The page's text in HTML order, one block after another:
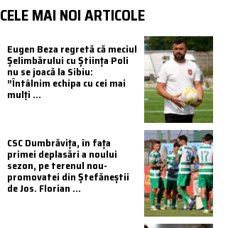
CELE MAI NOI ARTICOLE
Eugen Beza regretă că meciul
Șelimbărului cu Știința Poli
nu se joacă la Sibiu:
”Întâlnim echipa cu cei mai
mulţi ...
CSC Dumbrăvița, în fața
primei deplasări a noului
sezon, pe terenul nou-
promovatei din Ștefăneștii
de Jos. Florian ...